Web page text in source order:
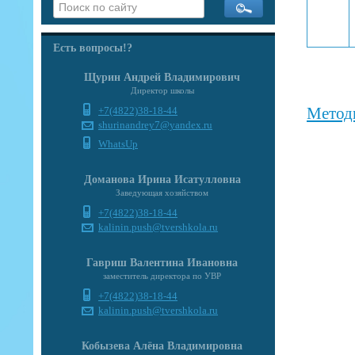
Есть вопросы!?
Щурин Андрей Владимирович
Директор школы
+7(4822)38-18-44
shurinandrey7@yandex.ru
WhatsUp
Доманова Ирина Исатулловна
Заведующая хозяйством
+7(4822)38-18-44
kalinin.push@tvershkola.ru
Гавриш Валентина Ивановна
заместитель директора по УВР
+7(4822)38-18-44
kalinin.push@tvershkola.ru
Кобызева Алёна Владимировна